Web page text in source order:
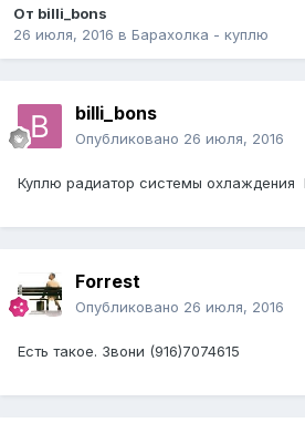
От billi_bons
26 июля, 2016 в Барахолка - куплю
billi_bons
Опубликовано 26 июля, 2016
Куплю радиатор системы охлаждения
Forrest
Опубликовано 26 июля, 2016
Есть такое. Звони (916)7074615